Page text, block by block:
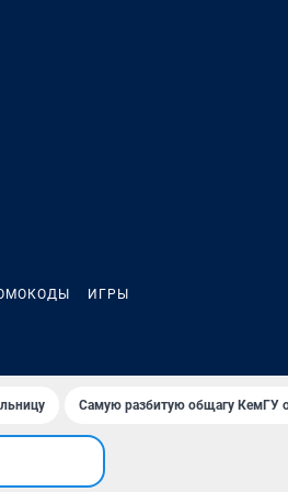
ИГРЫ
Самую разбитую общагу КемГУ